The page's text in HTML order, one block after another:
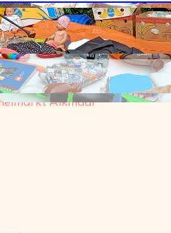
Donkstraat
Alkmaar